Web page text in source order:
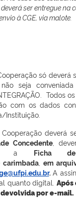
ser entregue na
à CGE, via malote.
só deverá
não seja
Todos
com os dados
Instituição.
deverá
Concedente ,
a Ficha
carimbada em
.A
quanto digital. Após
por e-mail.